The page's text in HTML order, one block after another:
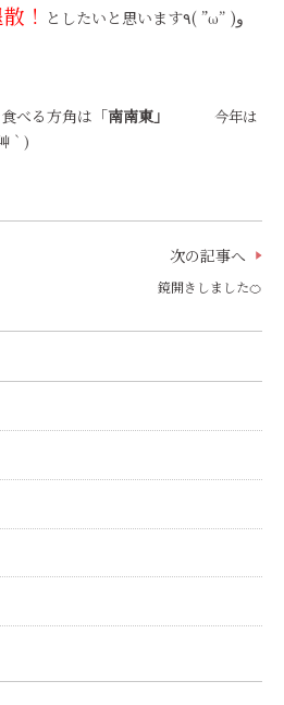
！ としたいと思います٩( ”ω” )و
べる方角は「南南東」 今年は
｀)
次の記事へ
鏡開きしました🍊